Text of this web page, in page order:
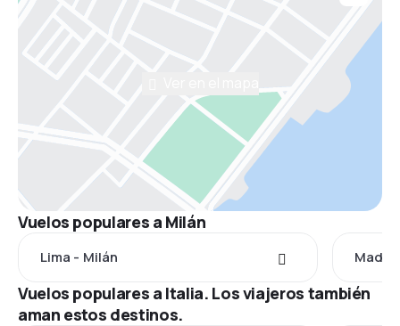
Vuelos populares a Milán
Lima - Milán
Vuelos populares a Italia. Los viajeros también
aman estos destinos.